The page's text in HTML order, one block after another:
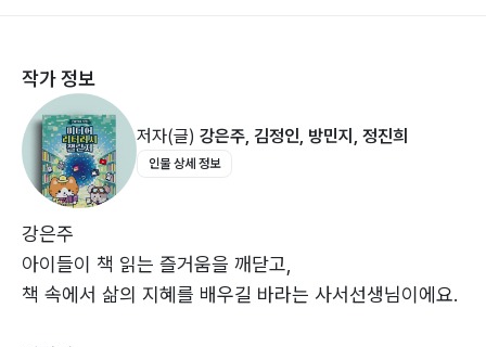
가짜 뉴스를 찾는 탐정이 되어 볼까? 분석하기&생각 모으
기 | 잡지 020
나의 미디어 생활 점수는 몇 점일까? 평가하기 | 카드뉴스
022
낱말로 미디어 리터러시를 키워 볼까? 분석하기 | 국어사
전 024
서평에서 소개하는 책은 어떤 책일까? 생각 모으기 | 서평
026
작가 정보
저자(글) 강은주, 김정인, 방민지, 정진희
인물 상세 정보
강은주
아이들이 책 읽는 즐거움을 깨닫고,
책 속에서 삶의 지혜를 배우길 바라는 사서선생님이에요.